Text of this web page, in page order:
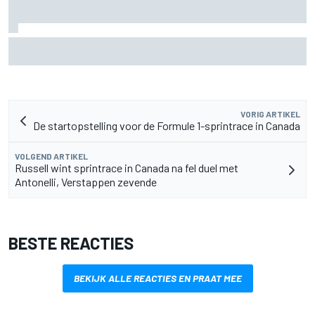
VORIG ARTIKEL
De startopstelling voor de Formule 1-sprintrace in Canada
VOLGEND ARTIKEL
Russell wint sprintrace in Canada na fel duel met
Antonelli, Verstappen zevende
BESTE REACTIES
BEKIJK ALLE REACTIES EN PRAAT MEE